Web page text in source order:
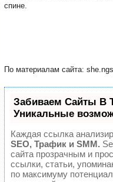
спине.
По материалам сайта:
Забиваем Сайты
Уникальные
Каждая ссылка
SEO, Трафик и SMM.
сайта прозрачным и
ссылки, статьи,
по максимуму